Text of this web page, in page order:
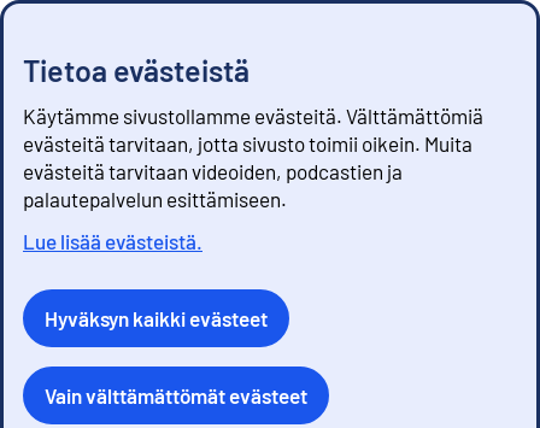
Tietoa evästeistä
Käytämme sivustollamme evästeitä. Välttämättömiä
evästeitä tarvitaan, jotta sivusto toimii oikein. Muita
evästeitä tarvitaan videoiden, podcastien ja
palautepalvelun esittämiseen.
Lue lisää evästeistä.
Hyväksyn kaikki evästeet
Vain välttämättömät evästeet